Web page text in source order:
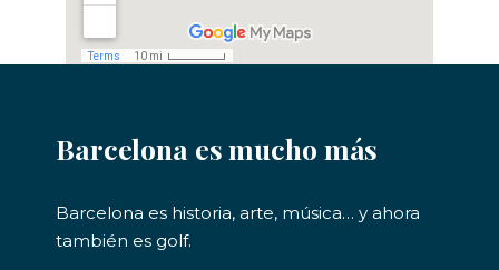
Barcelona es mucho más
Barcelona es historia, arte, música… y ahora
también es golf.